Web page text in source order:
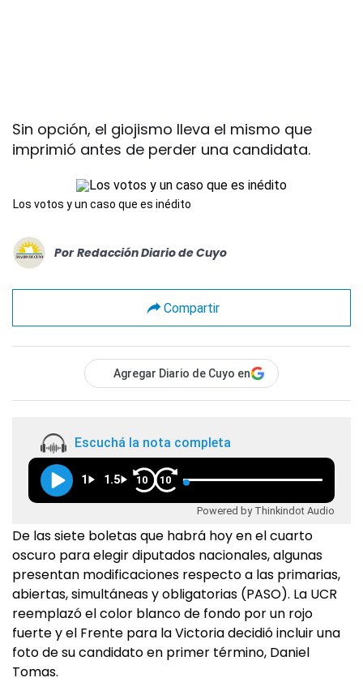
Sin opción, el giojismo lleva el mismo que
imprimió antes de perder una candidata.
Los votos y un caso que es inédito
Por Redacción Diario de Cuyo
Compartir
Agregar Diario de Cuyo en
Escuchá la nota completa
1 1.5 10 10
Powered by Thinkindot Audio
De las siete boletas que habrá hoy en el cuarto
oscuro para elegir diputados nacionales, algunas
presentan modificaciones respecto a las primarias,
abiertas, simultáneas y obligatorias (PASO). La UCR
reemplazó el color blanco de fondo por un rojo
fuerte y el Frente para la Victoria decidió incluir una
foto de su candidato en primer término, Daniel
Tomas.